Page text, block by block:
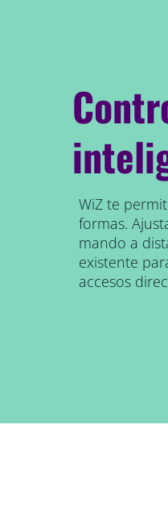
WiZ te
formas.
mando a
existente
accesos